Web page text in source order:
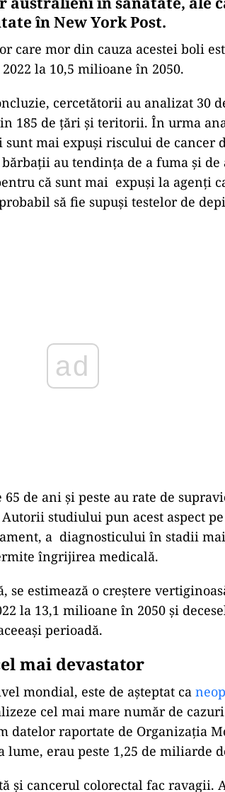
în New York Post.
care mor din cauza acestei boli
la 10,5 milioane în 2050.
cercetătorii au analizat 30
185 de țări și teritorii. În urma
sunt mai expuși riscului de cancer
au tendința de a fuma și de
că sunt mai expuși la agenți
să fie supuși testelor de
de ani și peste au rate de
studiului pun acest aspect pe
a diagnosticului în stadii
îngrijirea medicală.
estimează o creștere
la 13,1 milioane în 2050 și
perioadă.
mai devastator
mondial, este de așteptat ca
cel mai mare număr de
datelor raportate de Organizația
lume, erau peste 1,25 de miliarde
și cancerul colorectal fac ravagii.